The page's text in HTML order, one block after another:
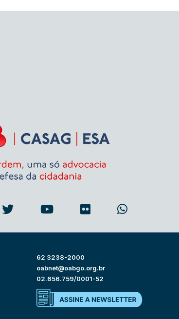
62 3238-2000
oabnet@oabgo.org.br
02.656.759/0001-52